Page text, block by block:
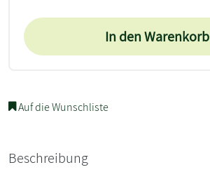
In den Warenkorb
Auf die Wunschliste
Beschreibung